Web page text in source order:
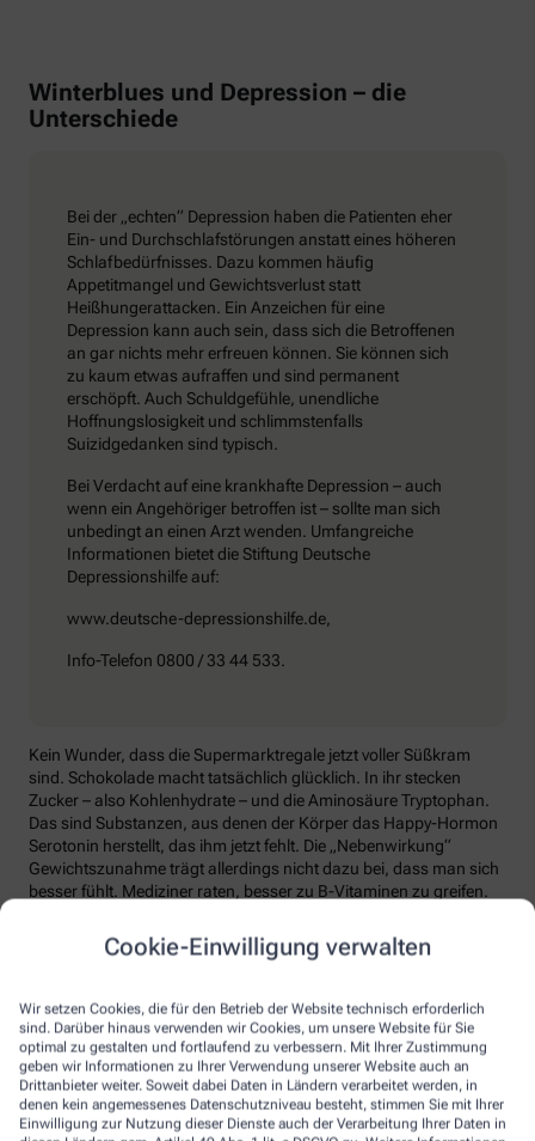
Cookie-Einwilligung verwalten
Wir setzen Cookies, die für den Betrieb der Website technisch erforderlich
sind. Darüber hinaus verwenden wir Cookies, um unsere Website für Sie
optimal zu gestalten und fortlaufend zu verbessern. Mit Ihrer Zustimmung
geben wir Informationen zu Ihrer Verwendung unserer Website auch an
Drittanbieter weiter. Soweit dabei Daten in Ländern verarbeitet werden, in
denen kein angemessenes Datenschutzniveau besteht, stimmen Sie mit Ihrer
Einwilligung zur Nutzung dieser Dienste auch der Verarbeitung Ihrer Daten in
Winterblues und Depression – die
Unterschiede
Bei der „echten“ Depression haben die Patienten eher
Ein- und Durchschlafstörungen anstatt eines höheren
Schlafbedürfnisses. Dazu kommen häufig
Appetitmangel und Gewichtsverlust statt
Heißhungerattacken. Ein Anzeichen für eine
Depression kann auch sein, dass sich die Betroffenen
an gar nichts mehr erfreuen können. Sie können sich
zu kaum etwas aufraffen und sind permanent
erschöpft. Auch Schuldgefühle, unendliche
Hoffnungslosigkeit und schlimmstenfalls
Suizidgedanken sind typisch.
Bei Verdacht auf eine krankhafte Depression – auch
wenn ein Angehöriger betroffen ist – sollte man sich
unbedingt an einen Arzt wenden. Umfangreiche
Informationen bietet die Stiftung Deutsche
Depressionshilfe auf:
www.deutsche-depressionshilfe.de,
Info-Telefon 0800 / 33 44 533.
Kein Wunder, dass die Supermarktregale jetzt voller Süßkram
sind. Schokolade macht tatsächlich glücklich. In ihr stecken
Zucker – also Kohlenhydrate – und die Aminosäure Tryptophan.
Das sind Substanzen, aus denen der Körper das Happy-Hormon
Serotonin herstellt, das ihm jetzt fehlt. Die „Nebenwirkung“
Gewichtszunahme trägt allerdings nicht dazu bei, dass man sich
besser fühlt. Mediziner raten, besser zu B-Vitaminen zu greifen.
Energiestoffwechsel und unterstützen die Stressverarbeitung.
zurückzuziehen. Im Gegenteil: Aktiv zu bleiben, mit Familie und
Freunden etwas zu unternehmen, viel frische Luft zu tanken und
sich zum Beispiel mit seinem Hobby intensiv zu beschäftigen, hebt
die Laune. Dabei hilft, sich jeden Sonntag zu notieren, was man in
der kommenden Woche Schönes machen will.
Sommer-Feeling lässt sich auch zurückholen: mit anderen in